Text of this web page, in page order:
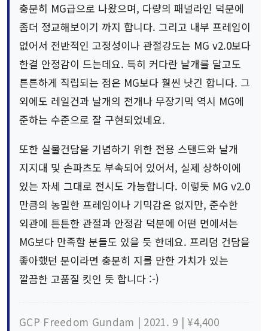
충분히 MG급으로 나왔으며, 다량의 패널라인 덕분에
좀더 정교해보이기 까지 합니다. 그리고 내부 프레임이
없어서 전반적인 고정성이나 관절강도는 MG v2.0보다
한결 안정감이 드는데요. 특히 커다란 날개를 달고도
튼튼하게 직립되는 점은 MG보다 훨씬 낫긴 합니다. 그
외에도 레일건과 날개의 전개나 무장기믹 역시 MG에
준하는 수준으로 잘 구현되었네요.
또한 실물건담을 기념하기 위한 전용 스탠드와 날개
지지대 및 손파츠도 부속되어 있어서, 실제 상하이에
있는 자세 그대로 전시도 가능합니다. 이렇듯 MG v2.0
만큼의 농밀한 프레임이나 기믹감은 없지만, 준수한
외관에 튼튼한 관절과 안정감 덕분에 어떤 면에서는
MG보다 만족할 분들도 있을 듯 한데요. 프리덤 건담을
좋아했던 분이라면 충분히 지를 만한 가치가 있는
깔끔한 고품질 킷인 듯 합니다 :-)
GCP Freedom Gundam | 2021. 9 | ¥4,400